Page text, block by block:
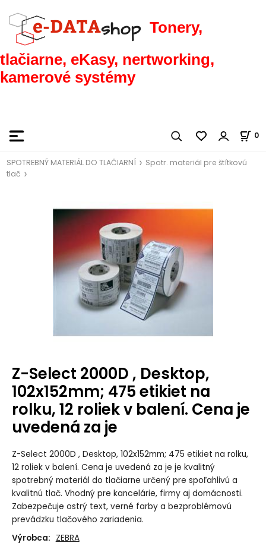
Tonery,
tlačiarne, eKasy, nertworking,
kamerové systémy
0
SPOTREBNÝ MATERIÁL DO TLAČIARNÍ
Spotr. materiál pre štítkovú
tlač
Z-Select 2000D , Desktop,
102x152mm; 475 etikiet na
rolku, 12 roliek v balení. Cena je
uvedená za je
Z-Select 2000D , Desktop, 102x152mm; 475 etikiet na rolku,
12 roliek v balení. Cena je uvedená za je je kvalitný
spotrebný materiál do tlačiarne určený pre spoľahlivú a
kvalitnú tlač. Vhodný pre kancelárie, firmy aj domácnosti.
Zabezpečuje ostrý text, verné farby a bezproblémovú
prevádzku tlačového zariadenia.
Výrobca: ZEBRA